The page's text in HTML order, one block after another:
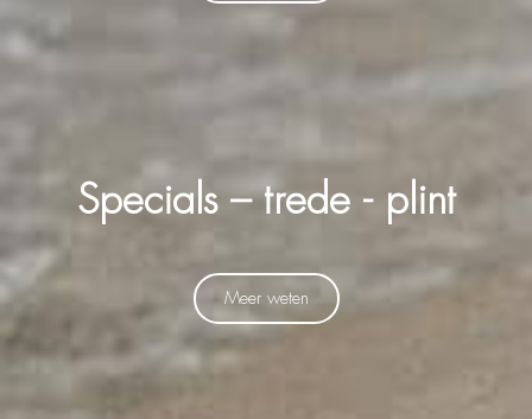
Specials – trede - plint
Meer weten